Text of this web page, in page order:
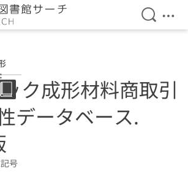
検索を
メ
ク成形材料商取引
データベース.
号